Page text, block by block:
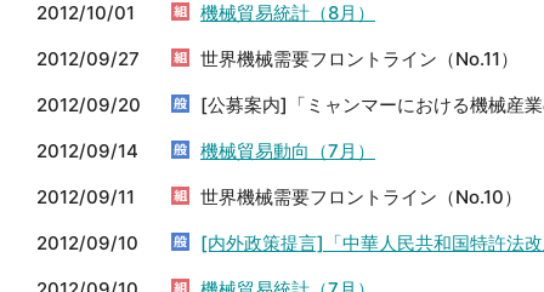
2012/10/01
機械貿易統計（8月）
2012/09/27
世界機械需要フロントライン（No.11）
2012/09/20
[公募案内]「ミャンマーにおける機械産
2012/09/14
機械貿易動向（7月）
2012/09/11
世界機械需要フロントライン（No.10）
2012/09/10
[内外政策提言]「中華人民共和国特許法